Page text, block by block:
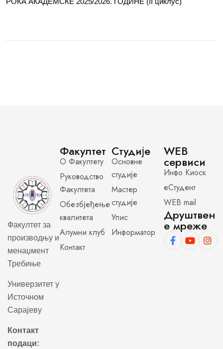
Факултет за
производњу и
менаџмент
Требиње
Универзитет у
Источном
Сарајеву
Контакт
подаци:
Факултет
О Факултету
Руководство
Факултета
Обезбјеђење
квалитета
Алумни клуб
Контакт
Студије
Основне
студије
Мастер
студије
Упис
Информатор
WEB
сервиси
Инфо Киоск
еСтудент
WEB mail
Друштвен
е мреже